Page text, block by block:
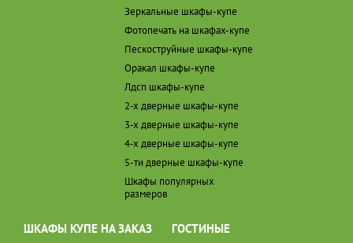
Зеркальные шкафы-купе
Фотопечать на шкафах-купе
Пескоструйные шкафы-купе
Оракал шкафы-купе
Лдсп шкафы-купе
2-х дверные шкафы-купе
3-х дверные шкафы-купе
4-х дверные шкафы-купе
5-ти дверные шкафы-купе
Шкафы популярных
размеров
ШКАФЫ КУПЕ НА ЗАКАЗ ГОСТИНЫЕ